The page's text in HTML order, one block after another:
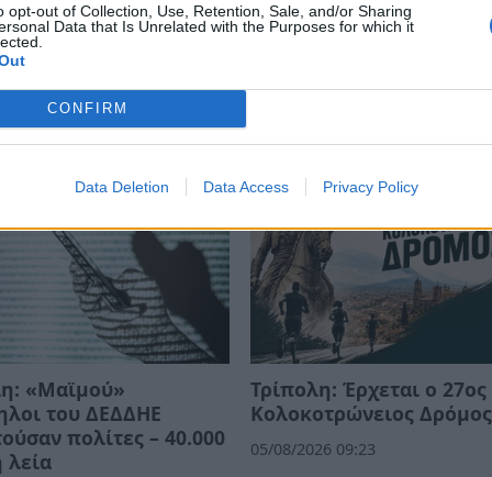
opt-out of Collection, Use, Retention, Sale, and/or Sharing
Data that Is Unrelated with the Purposes for which it
CONFIRM
Data Deletion Data Access Privacy Policy
«Μαϊμού»
του ΔΕΔΔΗΕ
πολίτες – 40.000
Τρίπολη: Έρχεται ο 27ος
Κολοκοτρώνειος Δρόμος
05/08/2026 09:23